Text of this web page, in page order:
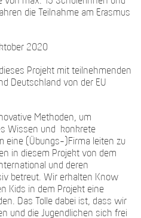
die Teilnahme am Erasmus
2020
Projekt mit teilnehmenden
Deutschland von der EU
Methoden, um
Wissen und konkrete
eine (Übungs-)Firma leiten zu
in diesem Projekt von dem
und deren
betreut. Wir erhalten Know
Kids in dem Projekt eine
Das Tolle dabei ist, dass wir
und die Jugendlichen sich frei